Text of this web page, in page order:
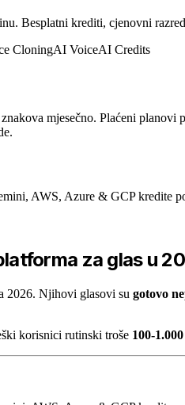
Besplatni krediti, cjenovni
CloningAI VoiceAI Credits
mjesečno. Plaćeni
AWS, Azure & GCP kredite
za glas u
2026. Njihovi glasovi su gotovo
korisnici rutinski troše 100-